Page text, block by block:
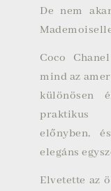
De nem
Coco
mind az
különösen
praktikus
előnyben,
elegáns
Elvetette az